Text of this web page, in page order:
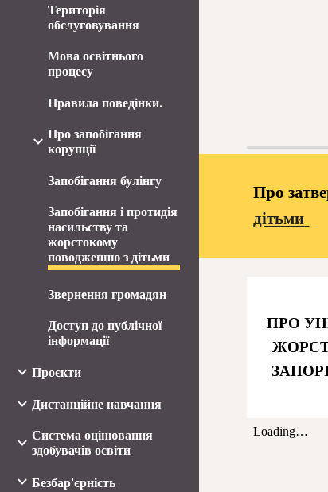
Територія
обслуговування
Мова освітнього
процесу
Правила поведінки.
Про запобігання
корупції
Запобігання булінгу
Запобігання і протидія
насильству та
жорстокому
поводженню з дітьми
Звернення громадян
Доступ до публічної
інформації
Проєкти
Дистанційне навчання
Система оцінювання
здобувачів освіти
Безбар'єрність
Про
дітьми
ПРО